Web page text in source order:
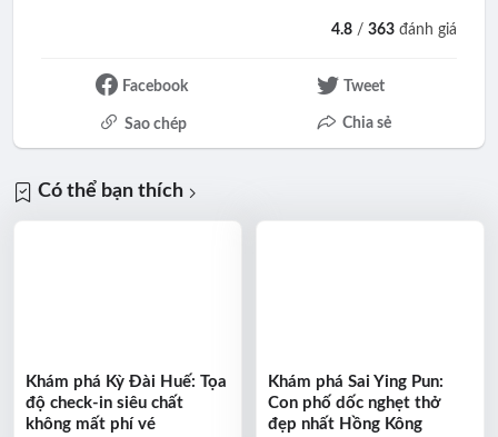
4.8 /363 đánh giá
Facebook Tweet
Sao chép Chia sẻ
Có thể bạn thích
Khám phá Kỳ Đài Huế: Tọa
độ check-in siêu chất
không mất phí vé
Khám phá Sai Ying Pun:
Con phố dốc nghẹt thở
đẹp nhất Hồng Kông